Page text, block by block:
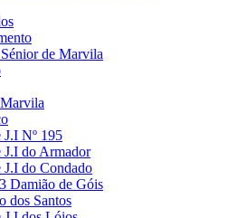
de Marvila
J.I Nº 195
J.I do Armador
J.I do Condado
Damião de Góis
dos Santos